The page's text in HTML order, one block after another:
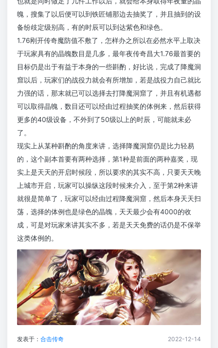
魄，搜集了以后便可以到铁匠铺那边去抽奖了，并且抽到的设
备纷歧定级别高，有的时辰可以到达紫色和绿色。
1.76刚开传奇魔防值不敷了，怎样办之所以在必然水平上取决
于玩家具有的晶魄数目是几多，最年夜传奇昌大1.76最首要的
目标仍是出于有益于本身的一些斟酌，好比说，完成了降魔洞
窟以后，玩家们的战役力就会有所增加，若是战役力自己就比
力强的话，那末就已可以选择去打降魔洞窟了，并且有机遇都
可以取得晶魄，数目还可以经由过程抽奖的体例来，然后获得
更多的40级设备，不外到了50级以上的时辰，可能就未必
了。
现实上从某种斟酌的角度来讲，选择降魔洞窟仍是比力轻易
的，这个副本首要有两种选择，第1种是前面的两种嘉奖，现
实上是天天的开启时候段，所以要求的其实不高，只要天天晚
上城市开启，玩家可以操纵这段时候来介入，至于第2种来讲
就很是简单了，玩家可以经由过程降魔洞窟，然后本身天天扫
荡，选择的体例也是绿色的晶魄，天天最少会有4000的收
成，可是对玩家来讲其实不多，若是天天免费的话仍是不保举
这类体例的。
发表于： 合击传奇 2022-12-14